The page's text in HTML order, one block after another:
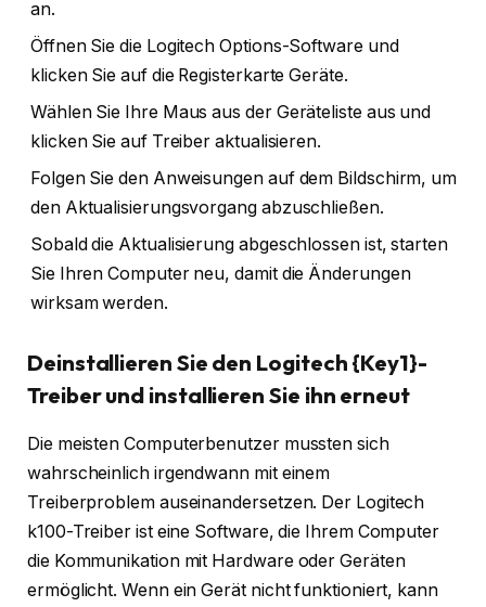
an.
Öffnen Sie die Logitech Options-Software und
klicken Sie auf die Registerkarte Geräte.
Wählen Sie Ihre Maus aus der Geräteliste aus und
klicken Sie auf Treiber aktualisieren.
Folgen Sie den Anweisungen auf dem Bildschirm, um
den Aktualisierungsvorgang abzuschließen.
Sobald die Aktualisierung abgeschlossen ist, starten
Sie Ihren Computer neu, damit die Änderungen
wirksam werden.
Deinstallieren Sie den Logitech {Key1}-
Treiber und installieren Sie ihn erneut
Die meisten Computerbenutzer mussten sich
wahrscheinlich irgendwann mit einem
Treiberproblem auseinandersetzen. Der Logitech
k100-Treiber ist eine Software, die Ihrem Computer
die Kommunikation mit Hardware oder Geräten
ermöglicht. Wenn ein Gerät nicht funktioniert, kann